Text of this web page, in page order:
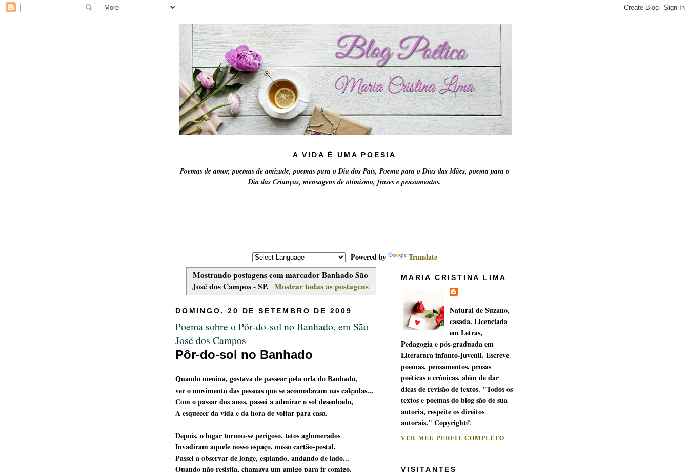
A VIDA É UMA POESIA
Poemas de amor, poemas de amizade, poemas para o Dia dos Pais, Poema para o Dias das Mães, poema para o
Dia das Crianças, mensagens de otimismo, frases e pensamentos.
Powered by Translate
Mostrando postagens com marcadorBanhado São
José dos Campos - SP. Mostrar todas as postagens
DOMINGO, 20 DE SETEMBRO DE 2009
Poema sobre o Pôr-do-sol no Banhado, em São
José dos Campos
Pôr-do-sol no Banhado
Quando menina, gostava de passear pela orla do Banhado,
ver o movimento das pessoas que se acomodavam nas calçadas...
Com o passar dos anos, passei a admirar o sol desenhado,
A esquecer da vida e da hora de voltar para casa.
Depois, o lugar tornou-se perigoso, tetos aglomerados
Invadiram aquele nosso espaço, nosso cartão-postal.
Passei a observar de longe, espiando, andando de lado...
Quando não resistia, chamava um amigo para ir comigo.
MARIA CRISTINA LIMA
Natural de Suzano,
casada. Licenciada
em Letras,
Pedagogia e pós-graduada em
Literatura infanto-juvenil. Escreve
poemas, pensamentos, prosas
poéticas e crônicas, além de dar
dicas de revisão de textos. "Todos os
textos e poemas do blog são de sua
autoria, respeite os direitos
autorais." Copyright©
VER MEU PERFIL COMPLETO
VISITANTES